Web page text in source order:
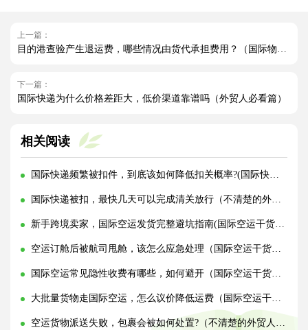
上一篇：
下一篇：
国际快递为什么价格差距大，低价渠道靠谱吗（外贸人必看篇）
相关阅读
国际快递频繁被扣件，到底该如何降低扣关概率?(国际快递干货知识分享)
国际快递被扣，最快几天可以完成清关放行（不清楚的外贸人看过来）
新手跨境卖家，国际空运发货完整避坑指南(国际空运干货知识分享)
空运订舱后被航司甩舱，该怎么应急处理（国际空运干货知识分享）
国际空运常见隐性收费有哪些，如何避开（国际空运干货知识分享）
大批量货物走国际空运，怎么议价降低运费（国际空运干货知识分享）
空运货物派送失败，包裹会被如何处置?（不清楚的外贸人看过来）